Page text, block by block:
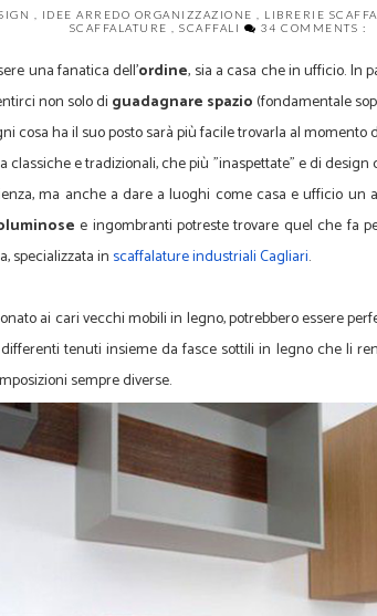
IDEE ARREDO ORGANIZZAZIONE LIBRERIE
SCAFFALATURE
,SCAFFALI 34 COMMENTS :
una fanatica dell'ordine, sia a casa che in ufficio. In
non solo di guadagnare spazio(fondamentale
cosa ha il suo posto sarà più facile trovarla al momento
classiche e tradizionali, che più "inaspettate" e di
ma anche a dare a luoghi come casa e ufficio un
e ingombranti potreste trovare quel che fa
specializzata in scaffalature industriali Cagliari.
ai cari vecchi mobili in legno, potrebbero essere
tenuti insieme da fasce sottili in legno che li
sempre diverse.